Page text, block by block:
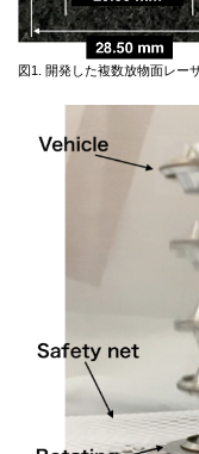
図1. 開発した複数放物面レー